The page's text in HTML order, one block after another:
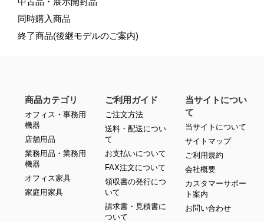
同時購入商品
終了商品(後継モデルのご案内)
商品カテゴリ
オフィス・事務用
機器
店舗用品
業務用品・業務用
機器
オフィス家具
家庭用家具
ご利用ガイド
ご注文方法
送料・配送につい
て
お支払いについて
FAX注文について
領収書の発行につ
いて
請求書・見積書に
ついて
当サイトについ
て
当サイトについて
サイトマップ
ご利用規約
会社概要
カスタマーサポー
ト案内
お問い合わせ